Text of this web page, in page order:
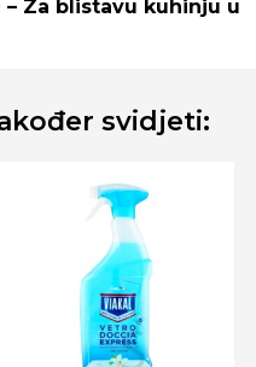
Za blistavu kuhinju u
svidjeti: